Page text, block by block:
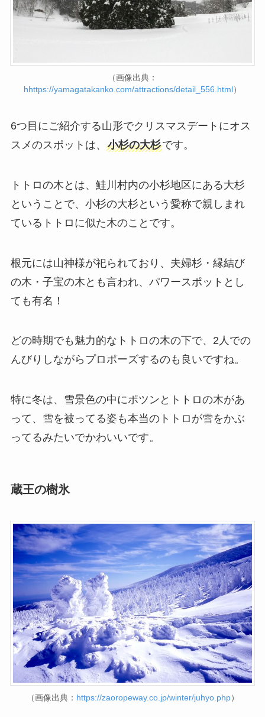
（画像出典：
hhttps://yamagatakanko.com/attractions/detail_556.html）
6つ目にご紹介する山形でクリスマスデートにオス
スメのスポットは、 小杉の大杉です。
トトロの木とは、鮭川村内の小杉地区にある大杉
ということで、小杉の大杉という愛称で親しまれ
ているトトロに似た木のことです。
根元には山神様が祀られており、夫婦杉・縁結び
の木・子宝の木とも言われ、パワースポットとし
ても有名！
どの時期でも魅力的なトトロの木の下で、2人での
んびりしながらプロポーズするのも良いですね。
特に冬は、雪景色の中にポツンとトトロの木があ
って、雪を被ってる姿も本当のトトロが雪をかぶ
ってるみたいでかわいいです。
蔵王の樹氷
（画像出典： https://zaoropeway.co.jp/winter/juhyo.php）